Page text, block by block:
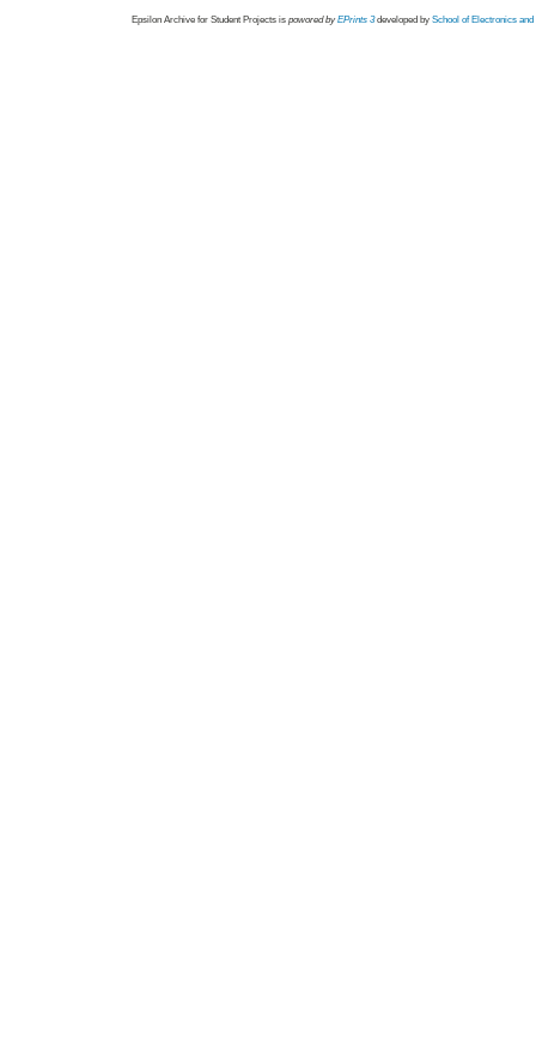
Epsilon Archive for Student Projects is powored byEPrints 3 developed by School of Electronics